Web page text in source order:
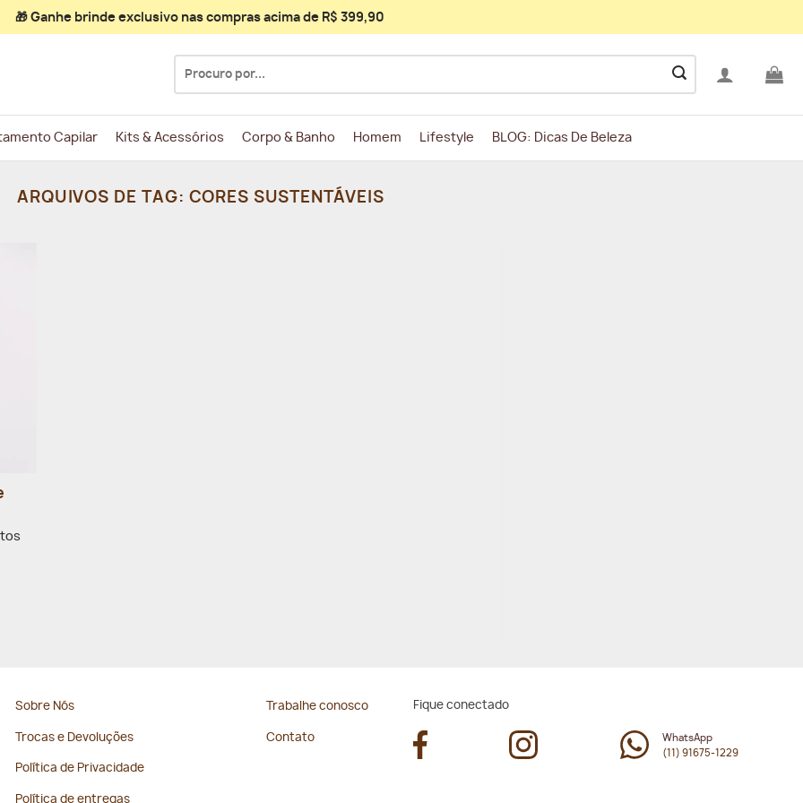
🎁 Ganhe brinde exclusivonas compras acima de R$ 399,90
por:
Capilar Kits & Acessórios Corpo & Banho Homem Lifestyle BLOG: Dicas De Beleza
ARQUIVOS DE TAG: CORES SUSTENTÁVEIS
Sobre Nós
Trocas e Devoluções
Política de Privacidade
Política de entregas
Trabalhe conosco
Contato
Fique conectado
WhatsApp
(11) 91675-1229